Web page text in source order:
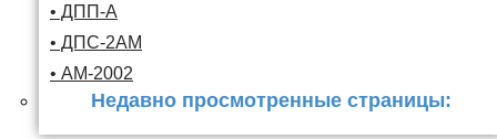
• ДПП-А
• ДПС-2АМ
• АМ-2002
Недавно просмотренные страницы: